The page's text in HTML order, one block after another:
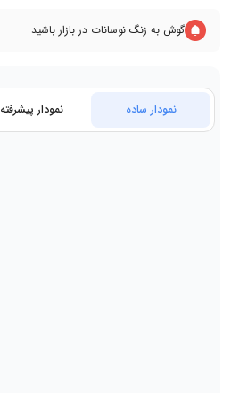
گوش به زنگ نوسانات در بازار باشید
نمودار ساده نمودار پیشرفته